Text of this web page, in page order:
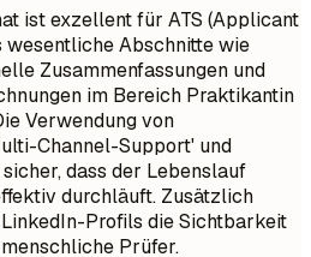
ist exzellent für ATS (Applicant
wesentliche Abschnitte wie
Zusammenfassungen und
im Bereich Praktikantin
Verwendung von
Channel-Support' und
dass der Lebenslauf
durchläuft. Zusätzlich
Profils die Sichtbarkeit
Prüfer.